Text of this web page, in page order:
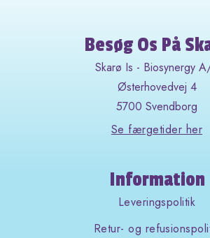
Besøg Os På
Skarø Is - Biosynergy
Østerhovedvej 4
5700 Svendborg
Se færgetider her
Information
Leveringspolitik
Retur- og